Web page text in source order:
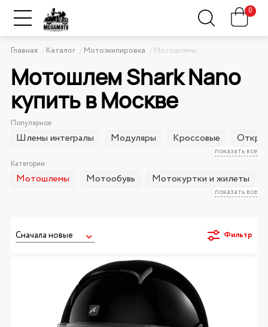
0
Главная Каталог Мотоэкипировка Мотошлемы
Мотошлем Shark Nano
купить в Москве
Популярное
показать все
Шлемы интегралы Модуляры Кроссовые
Категории
показать все
Мотошлемы Мотообувь Мотокуртки и жилеты
Фильтр